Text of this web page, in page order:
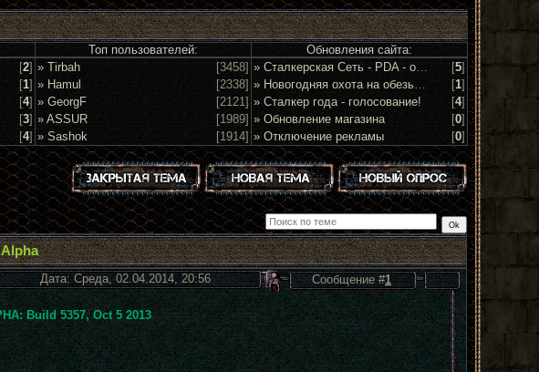
Топ пользователей:
Обновления сайта:
[2]
[1]
[4]
[3]
[4]
» Tirbah
[3458]
» Hamul
[2338]
» GeorgF
[2121]
» ASSUR
[1989]
» Sashok
[1914]
» Сталкерская Сеть - PDA - обсуждение и предложения [5]
» Новогодняя охота на обезьян 2016!
[1]
» Сталкер года - голосование!
[4]
» Обновление магазина
[0]
» Отключение рекламы
[0]
Дата: Среда, 02.04.2014, 20:56 Сообщение #1
Build 5357, Oct 5 2013